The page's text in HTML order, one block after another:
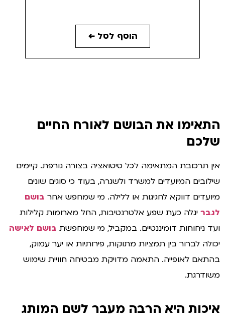
הוסף לסל ←
את הבושם לאורח החיים
תרכובת המתאימה לכל סיטואציה בצורה גורפת. קיימים
המיועדים למשרד ולשגרה, בעוד כי סוגים שונים
דווקא לחגיגות או ללילה. מי שמחפש אחרבושם
יגלה כעת שפע אלטרנטיבות, החל מארומות קלילות
ניחוחות דומיננטיים. במקביל, מי שמחפשתבושם לאישה
לברור בין תמציות מתוקות, פירותיות או יער עמוק,
לאופייה. התאמה מדויקת מבטיחה חוויית שימוש
היא הרבה מעבר לשם המותג